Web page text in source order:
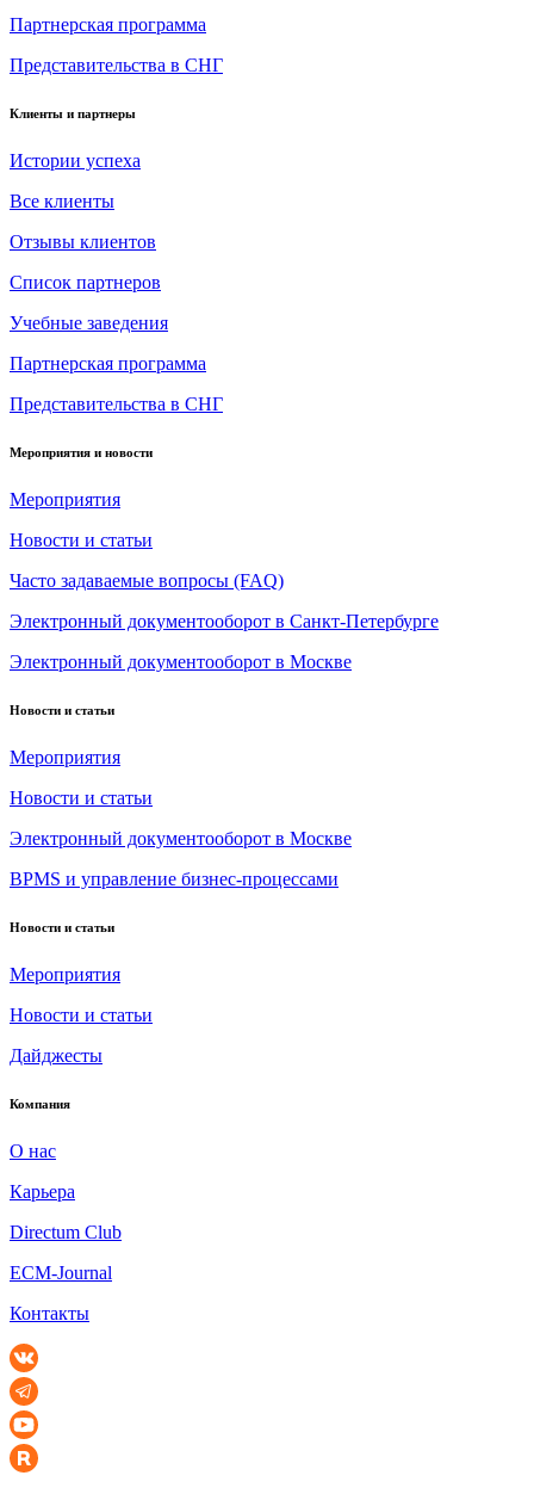
Партнерская программа
Представительства в СНГ
Клиенты и партнеры
Истории успеха
Все клиенты
Отзывы клиентов
Список партнеров
Учебные заведения
Партнерская программа
Представительства в СНГ
Мероприятия и новости
Мероприятия
Новости и статьи
Часто задаваемые вопросы (FAQ)
Электронный документооборот в Санкт-Петербурге
Электронный документооборот в Москве
Новости и статьи
Мероприятия
Новости и статьи
Электронный документооборот в Москве
BPMS и управление бизнес-процессами
Новости и статьи
Мероприятия
Новости и статьи
Дайджесты
Компания
О нас
Карьера
Directum Club
ECM-Journal
Контакты